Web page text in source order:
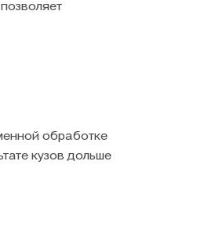
обработке
кузов дольше